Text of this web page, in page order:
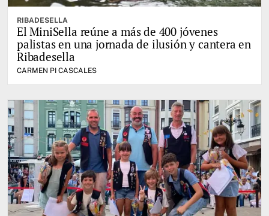
RIBADESELLA
El MiniSella reúne a más de 400 jóvenes
palistas en una jornada de ilusión y cantera en
Ribadesella
CARMEN PI CASCALES